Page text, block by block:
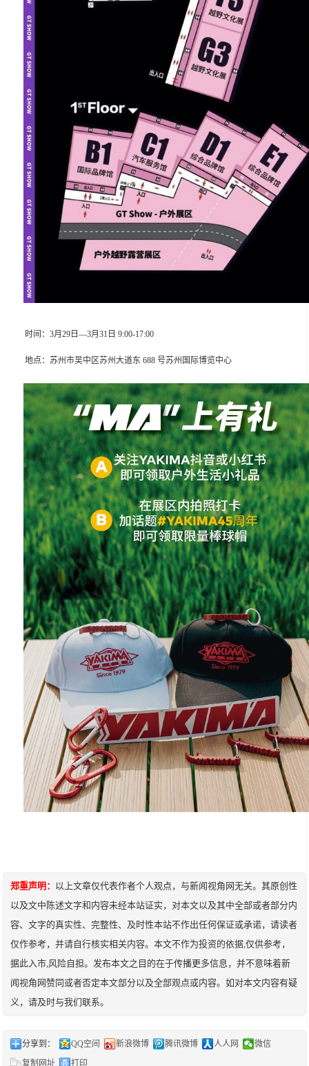
时间：3月29日—3月31日 9:00-17:00
地点：苏州市吴中区苏州大道东 688 号苏州国际博览中心
郑重声明： 以上文章仅代表作者个人观点，与新闻视角网无关。其原创性
以及文中陈述文字和内容未经本站证实，对本文以及其中全部或者部分内
容、文字的真实性、完整性、及时性本站不作出任何保证或承诺，请读者
仅作参考，并请自行核实相关内容。本文不作为投资的依据,仅供参考，
据此入市,风险自担。发布本文之目的在于传播更多信息，并不意味着新
闻视角网赞同或者否定本文部分以及全部观点或内容。如对本文内容有疑
义，请及时与我们联系。
分享到： QQ空间 新浪微博 腾讯微博 人人网
微信
复制网址
打印